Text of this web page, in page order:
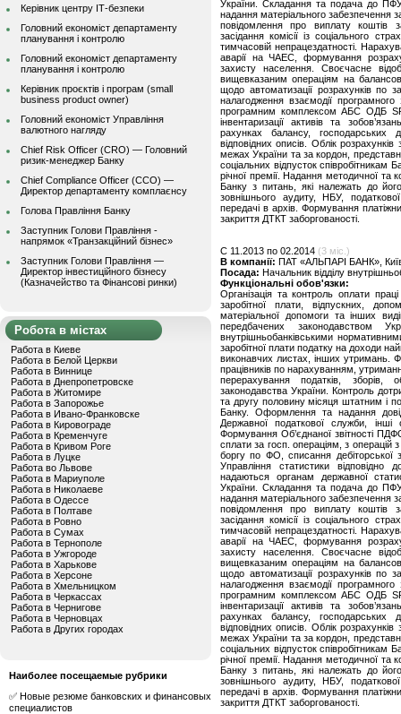
Керівник центру ІТ-безпеки
Головний економіст департаменту
планування і контролю
Головний економіст департаменту
планування і контролю
Керівник проєктів і програм (small
business product owner)
Головний економіст Управління
валютного нагляду
Chief Risk Officer (CRO) — Головний
ризик-менеджер Банку
Chief Compliance Officer (CCO) —
Директор департаменту комплаєнсу
Голова Правління Банку
Заступник Голови Правління -
напрямок «Транзакційний бізнес»
Заступник Голови Правління —
Директор інвестиційного бізнесу
(Казначейство та Фінансові ринки)
Робота в містах
Работа в Киеве
Работа в Белой Церкви
Работа в Виннице
Работа в Днепропетровске
Работа в Житомире
Работа в Запорожье
Работа в Ивано-Франковске
Работа в Кировограде
Работа в Кременчуге
Работа в Кривом Роге
Работа в Луцке
Работа во Львове
Работа в Мариуполе
Работа в Николаеве
Работа в Одессе
Работа в Полтаве
Работа в Ровно
Работа в Сумах
Работа в Тернополе
Работа в Ужгороде
Работа в Харькове
Работа в Херсоне
Работа в Хмельницком
Работа в Черкассах
Работа в Чернигове
Работа в Черновцах
Работа в Других городах
Наиболее посещаемые рубрики
✅ Новые резюме банковских и финансовых
специалистов
України. Складання та подача до
надання матеріального забезпечення
повідомлення про виплату коштів
засідання комісії із соціального
тимчасовій непрацездатності.
аварії на ЧАЕС, формування
захисту населення. Своєчасне
вищевказаним операціям на
щодо автоматизації розрахунків по
налагодження взаємодії
програмним комплексом АБС ОДБ
інвентаризації активів та
рахунках балансу, господарських
відповідних описів. Облік
межах України та за кордон,
соціальних відпусток
річної премії. Надання методичної та
Банку з питань, які належать до
зовнішнього аудиту, НБУ,
передачі в архів. Формування
закриття ДТКТ заборгованості.
C 11.2013 по 02.2014 (3 міс.)
В компанії: ПАТ «АЛЬПАРІ БАНК»,
Посада: Начальник відділу
Функціональні обов'язки:
Організація та контроль оплати
заробітної плати, відпускних,
матеріальної допомоги та інших
передбачених законодавством
внутрішньобанківськими
заробітної плати податку на доходи
виконавчих листах, інших утримань.
працівників по нарахуванням,
перерахування податків, зборів,
законодавства України. Контроль
та другу половину місяця штатним і
Банку. Оформлення та надання
Державної податкової служби,
Формування Об’єднаної звітності
сплати за госп. операціям, з
боргу по ФО, списання дебіторської
Управління статистики відповідно
надаються органам державної
України. Складання та подача до
надання матеріального забезпечення
повідомлення про виплату коштів
засідання комісії із соціального
тимчасовій непрацездатності.
аварії на ЧАЕС, формування
захисту населення. Своєчасне
вищевказаним операціям на
щодо автоматизації розрахунків по
налагодження взаємодії
програмним комплексом АБС ОДБ
інвентаризації активів та
рахунках балансу, господарських
відповідних описів. Облік
межах України та за кордон,
соціальних відпусток
річної премії. Надання методичної та
Банку з питань, які належать до
зовнішнього аудиту, НБУ,
передачі в архів. Формування
закриття ДТКТ заборгованості.